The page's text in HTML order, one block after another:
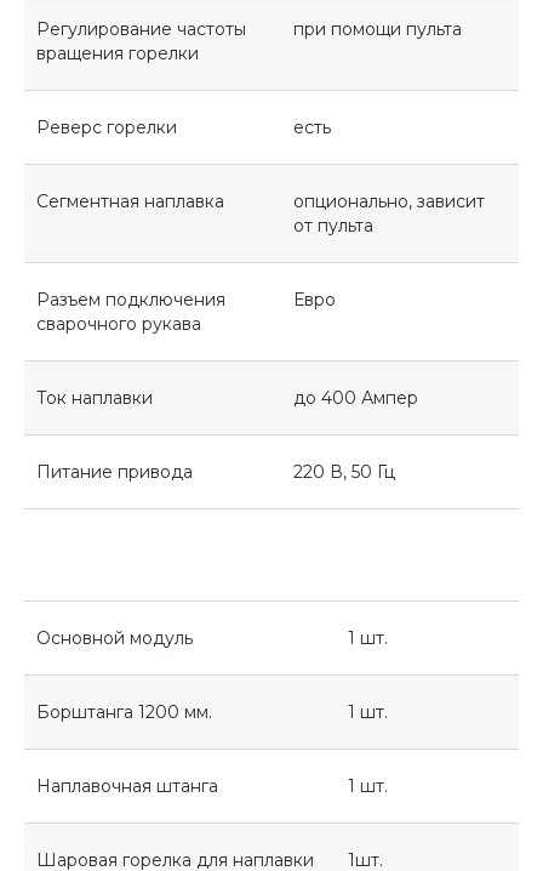
Регулирование частоты
вращения горелки
при помощи пульта
Реверс горелки есть
Сегментная наплавка
опционально, зависит
от пульта
Разъем подключения
сварочного рукава
Евро
Ток наплавки до 400 Ампер
Питание привода 220 В, 50 Гц
Основной модуль 1 шт.
Борштанга 1200 мм. 1 шт.
Наплавочная штанга 1 шт.
Шаровая горелка для наплавки 1шт.